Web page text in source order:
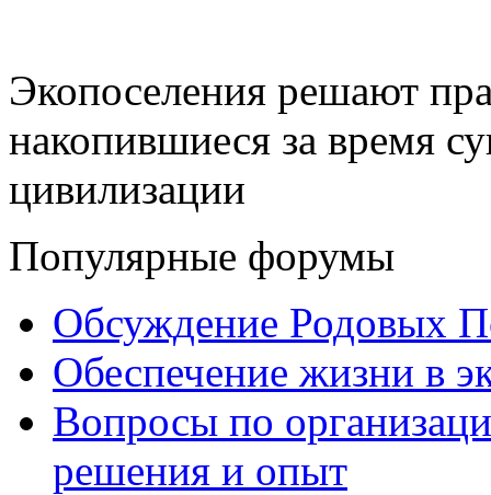
Экопоселения решают
накопившиеся за время
цивилизации
Популярные форумы
Обсуждение Родовых
Обеспечение жизни в
Вопросы по
решения и опыт